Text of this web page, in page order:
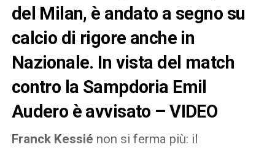
del Milan, è andato a segno su
calcio di rigore anche in
Nazionale. In vista del match
contro la Sampdoria Emil
Audero è avvisato – VIDEO
Franck Kessié non si ferma più: il